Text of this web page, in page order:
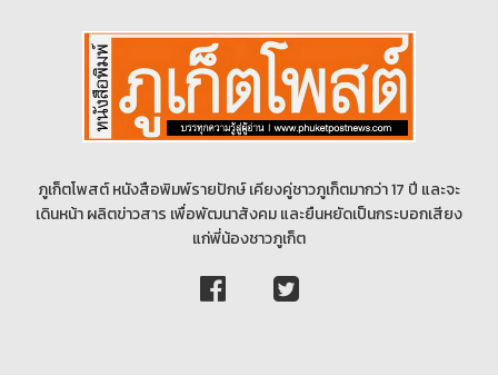
ภูเก็ตโพสต์ หนังสือพิมพ์รายปักษ์ เคียงคู่ชาวภูเก็ตมากว่า 17 ปี และจะ
เดินหน้า ผลิตข่าวสาร เพื่อพัฒนาสังคม และยืนหยัดเป็นกระบอกเสียง
แก่พี่น้องชาวภูเก็ต